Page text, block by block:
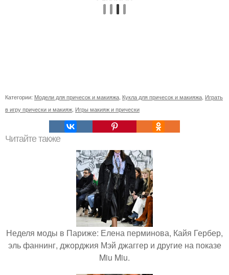
Категории: Модели для причесок и макияжа, Кукла для причесок и макияжа, Играть
в игру прически и макияж, Игры макияж и прически
Читайте также
Неделя моды в Париже: Елена перминова, Кайя Гербер,
эль фаннинг, джорджия Мэй джаггер и другие на показе
Miu Miu.